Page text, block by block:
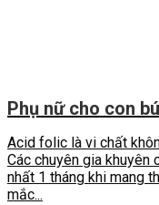
Phụ nữ cho con
Acid folic là vi chất
Các chuyên gia
nhất 1 tháng khi mang
mắc...